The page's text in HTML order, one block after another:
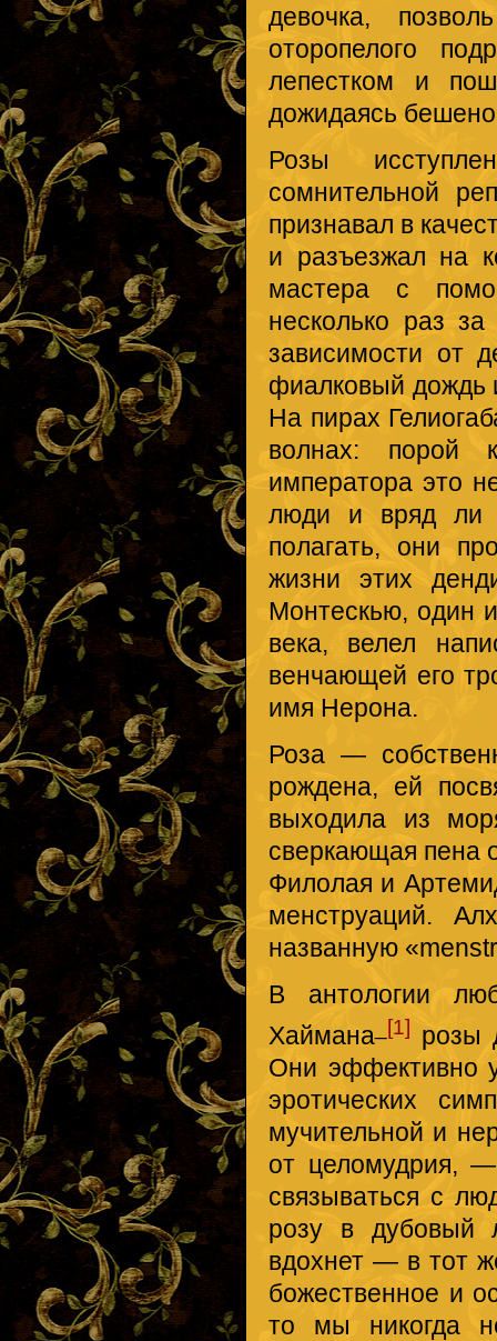
девочка,
оторопелого
лепестком и
дожидаясь
Розы
сомнительной
признавал в
и разъезжал на
мастера с
несколько раз
зависимости от
фиалковый дождь
На пирах
волнах: порой
императора это
люди и вряд ли
полагать, они
жизни этих
Монтескью, один
века, велел
венчающей его
имя Нерона.
Роза —
рождена, ей
выходила из
сверкающая пена
Филолая и
менструаций.
названную
В антологии
Хаймана
[1]
розы
Они эффективно
эротических
мучительной и
от целомудрия,
связываться с
розу в дубовый
вдохнет — в тот
божественное и
то мы никогда